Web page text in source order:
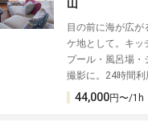
山︎
目の前に海が広が
ケ地として。キッ
プール・風呂場・
撮影に。24時間利
44,000円〜/1h